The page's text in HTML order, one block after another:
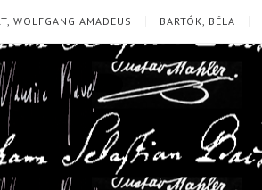
WOLFGANG AMADEUS BARTÓK, BÉLA